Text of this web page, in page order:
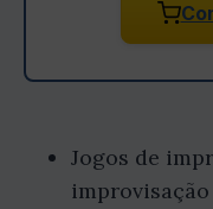
Jogos de